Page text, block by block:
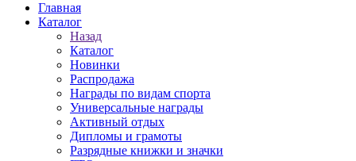
Главная
Каталог
Назад
Каталог
Новинки
Распродажа
Награды по видам спорта
Универсальные награды
Активный отдых
Дипломы и грамоты
Разрядные книжки и значки